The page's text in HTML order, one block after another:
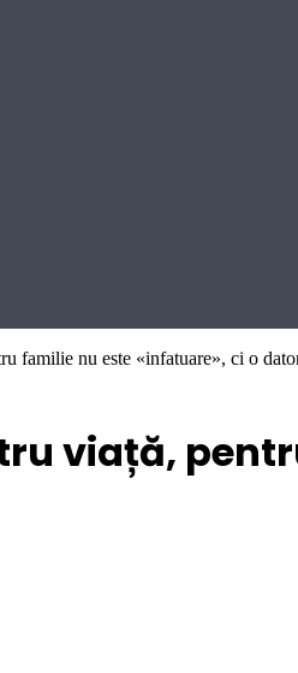
familie nu este «infatuare», ci o
viață,